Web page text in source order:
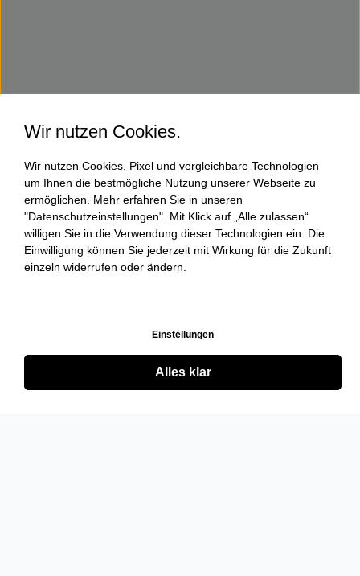
Wir nutzen Cookies.
Wir nutzen Cookies, Pixel und vergleichbare Technologien
um Ihnen die bestmögliche Nutzung unserer Webseite zu
ermöglichen. Mehr erfahren Sie in unseren
"Datenschutzeinstellungen". Mit Klick auf „Alle zulassen“
willigen Sie in die Verwendung dieser Technologien ein. Die
Einwilligung können Sie jederzeit mit Wirkung für die Zukunft
einzeln widerrufen oder ändern.
Einstellungen
Alles klar